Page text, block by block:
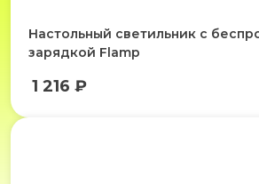
Настольный светильник с
зарядкой Flamp
1 216 ₽